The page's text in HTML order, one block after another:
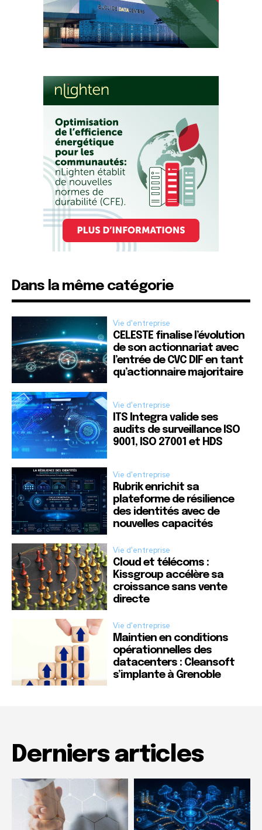
Dans la même catégorie
Vie d'entreprise
CELESTE finalise l’évolution
de son actionnariat avec
l’entrée de CVC DIF en tant
qu’actionnaire majoritaire
Vie d'entreprise
ITS Integra valide ses
audits de surveillance ISO
9001, ISO 27001 et HDS
Vie d'entreprise
Rubrik enrichit sa
plateforme de résilience
des identités avec de
nouvelles capacités
Vie d'entreprise
Cloud et télécoms :
Kissgroup accélère sa
croissance sans vente
directe
Vie d'entreprise
Maintien en conditions
opérationnelles des
datacenters : Cleansoft
s’implante à Grenoble
Derniers articles